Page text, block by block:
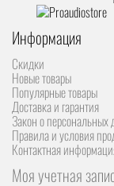
Информация
Скидки
Новые товары
Популярные товары
Доставка и гарантия
Закон о персональных
Правила и условия
Контактная
Моя учетная